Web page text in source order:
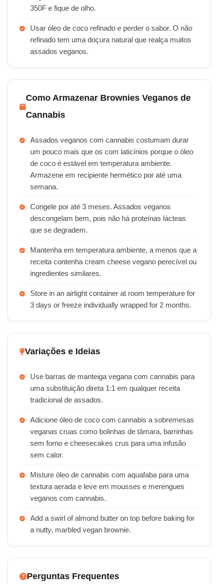
350F e fique de olho.
Usar óleo de coco refinado e perder o sabor. O não
refinado tem uma doçura natural que realça muitos
assados veganos.
Como Armazenar Brownies Veganos de
Cannabis
Assados veganos com cannabis costumam durar
um pouco mais que os com laticínios porque o óleo
de coco é estável em temperatura ambiente.
Armazene em recipiente hermético por até uma
semana.
Congele por até 3 meses. Assados veganos
descongelam bem, pois não há proteínas lácteas
que se degradem.
Mantenha em temperatura ambiente, a menos que a
receita contenha cream cheese vegano perecível ou
ingredientes similares.
Store in an airtight container at room temperature for
3 days or freeze individually wrapped for 2 months.
Variações e Ideias
Use barras de manteiga vegana com cannabis para
uma substituição direta 1:1 em qualquer receita
tradicional de assados.
Adicione óleo de coco com cannabis a sobremesas
veganas cruas como bolinhas de tâmara, barrinhas
sem forno e cheesecakes crus para uma infusão
sem calor.
Misture óleo de cannabis com aquafaba para uma
textura aerada e leve em mousses e merengues
veganos com cannabis.
Add a swirl of almond butter on top before baking for
a nutty, marbled vegan brownie.
Perguntas Frequentes